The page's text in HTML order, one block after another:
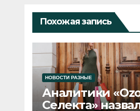
Похожая запись
НОВОСТИ РАЗНЫЕ
Аналитики
Селекта»